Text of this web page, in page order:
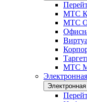
МТС
МТС
МТС